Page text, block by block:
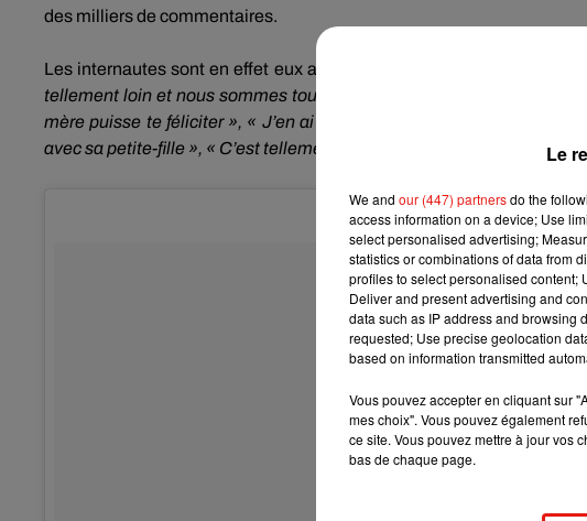
des milliers de commentaires.
Les internautes sont en effet eux aussi très émus par la réaction de
tellement loin et nous sommes tous très fiers de toi », « Oh mon
mère puisse te féliciter », « J’en ai les larmes aux yeux », « Une
avec sa petite-fille », « C’est tellement touchant !
Le
We and our (447) partnersdo the
access information on a device; Use
select personalised advertising;
statistics or combinations of data from
profiles to select personalised content;
Deliver and present advertising and
data such as IP address and browsing
requested; Use precise geolocation
based on information transmitted
Vous pouvez accepter en cliquant sur
mes choix". Vous pouvez également
ce site. Vous pouvez mettre à jour vos
bas de chaque page.